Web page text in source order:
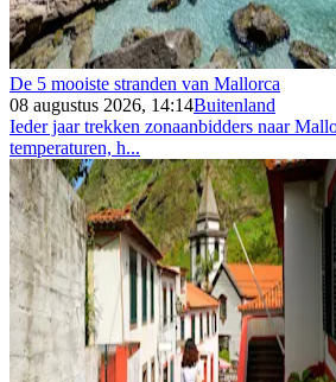
De 5 mooiste stranden van Mallorca
08 augustus 2026, 14:14Buitenland
Ieder jaar trekken zonaanbidders naar
temperaturen, h...